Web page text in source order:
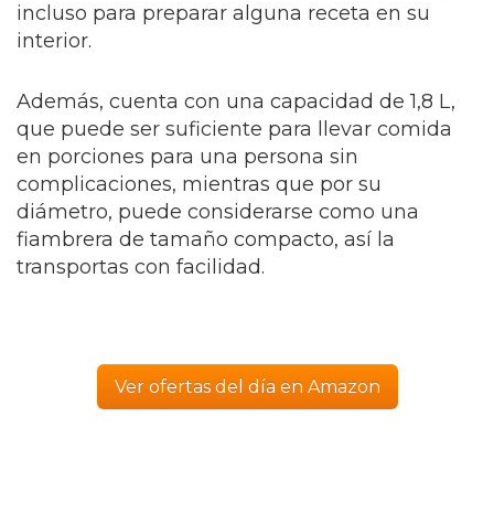
incluso para preparar alguna receta en su
interior.
Además, cuenta con una capacidad de 1,8 L,
que puede ser suficiente para llevar comida
en porciones para una persona sin
complicaciones, mientras que por su
diámetro, puede considerarse como una
fiambrera de tamaño compacto, así la
transportas con facilidad.
Ver ofertas del día en Amazon